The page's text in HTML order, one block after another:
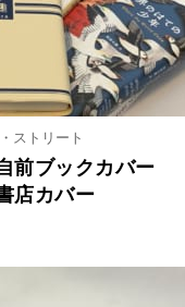
ストリート
前ブックカバー
店カバー